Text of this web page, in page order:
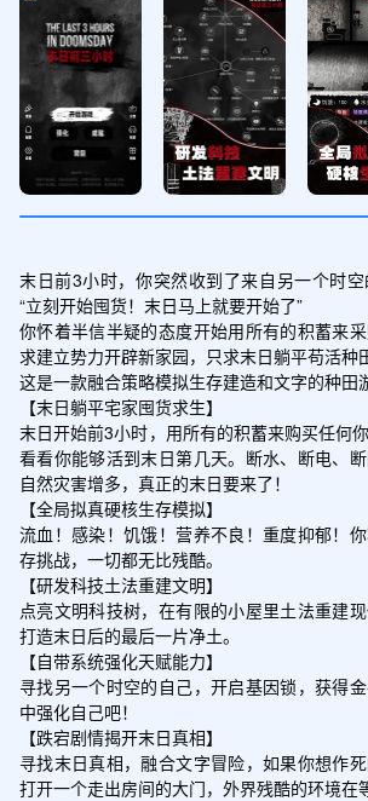
末日前3小时，你突然收到了来自另一个时
“立刻开始囤货！末日马上就要开始了”
你怀着半信半疑的态度开始用所有的积蓄来
求建立势力开辟新家园，只求末日躺平苟活种
这是一款融合策略模拟生存建造和文字的种田
【末日躺平宅家囤货求生】
末日开始前3小时，用所有的积蓄来购买任何
看看你能够活到末日第几天。断水、断电、断
自然灾害增多，真正的末日要来了！
【全局拟真硬核生存模拟】
流血！感染！饥饿！营养不良！重度抑郁！
存挑战，一切都无比残酷。
【研发科技土法重建文明】
点亮文明科技树，在有限的小屋里土法重建现
打造末日后的最后一片净土。
【自带系统强化天赋能力】
寻找另一个时空的自己，开启基因锁，获得
中强化自己吧！
【跌宕剧情揭开末日真相】
寻找末日真相，融合文字冒险，如果你想作
打开一个走出房间的大门，外界残酷的环境在